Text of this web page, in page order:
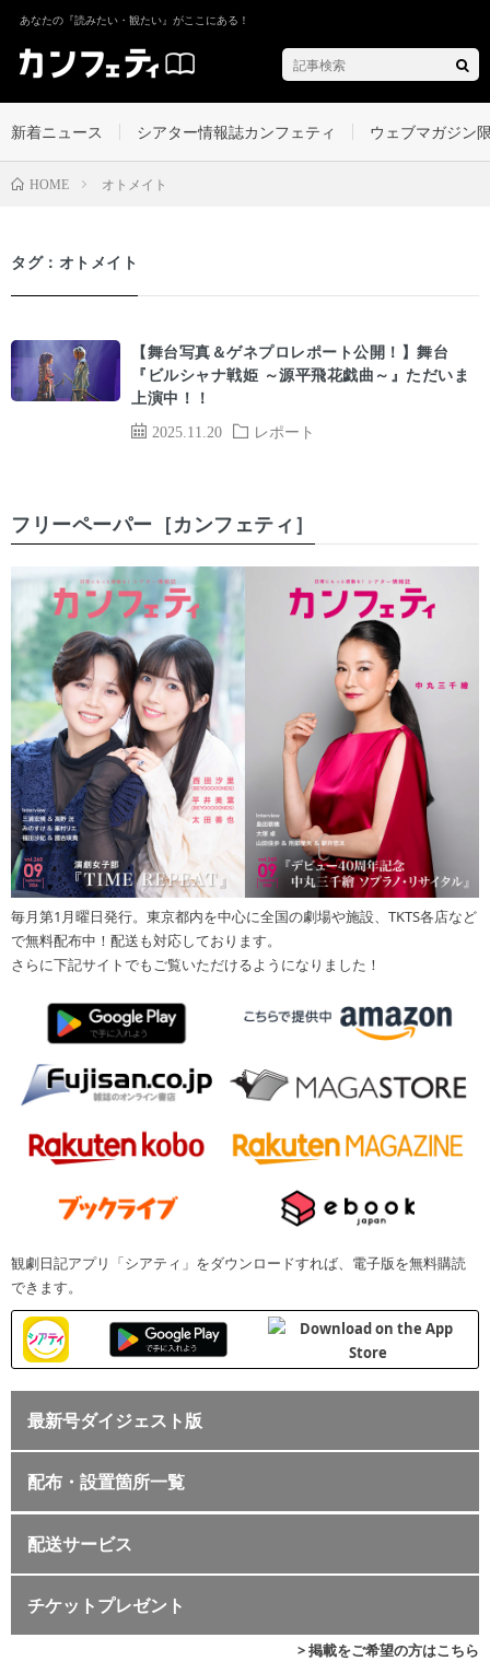
あなたの『読みたい・観たい』がここにある！
新着ニュース シアター情報誌カンフェティ ウェブマガジン
HOME オトメイト
タグ：オトメイト
2025.11.20 レポート
【舞台写真＆ゲネプロレポート公開！】舞台
『ビルシャナ戦姫 ～源平飛花戯曲～』ただいま
上演中！！
フリーペーパー［カンフェティ］
毎月第1月曜日発行。東京都内を中心に全国の劇場や施設、TKTS各店など
で無料配布中！配送も対応しております。
さらに下記サイトでもご覧いただけるようになりました！
観劇日記アプリ「シアティ」をダウンロードすれば、電子版を無料購読
できます。
最新号ダイジェスト版
配布・設置箇所一覧
配送サービス
チケットプレゼント
> 掲載をご希望の方はこちら